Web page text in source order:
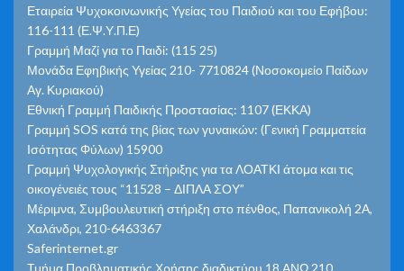
Εταιρεία Ψυχοκοινωνικής Υγείας του Παιδιού και του Εφήβου:
116-111 (Ε.Ψ.Υ.Π.Ε)
Γραμμή Μαζί για το Παιδί: (115 25)
Μονάδα Εφηβικής Υγείας 210- 7710824 (Νοσοκομείο Παίδων
Αγ. Κυριακού)
Εθνική Γραμμή Παιδικής Προστασίας: 1107 (ΕΚΚΑ)
Γραμμή SOS κατά της βίας των γυναικών: (Γενική Γραμματεία
Ισότητας Φύλων) 15900
Γραμμή Ψυχολογικής Στήριξης για τα ΛΟΑΤΚΙ άτομα και τις
οικογένειές τους “11528 – ΔΙΠΛΑ ΣΟΥ”
Μέριμνα, Συμβουλευτική στήριξη στο πένθος, Παπανικολή 2Α,
Χαλάνδρι, 210-6463367
Saferinternet.gr